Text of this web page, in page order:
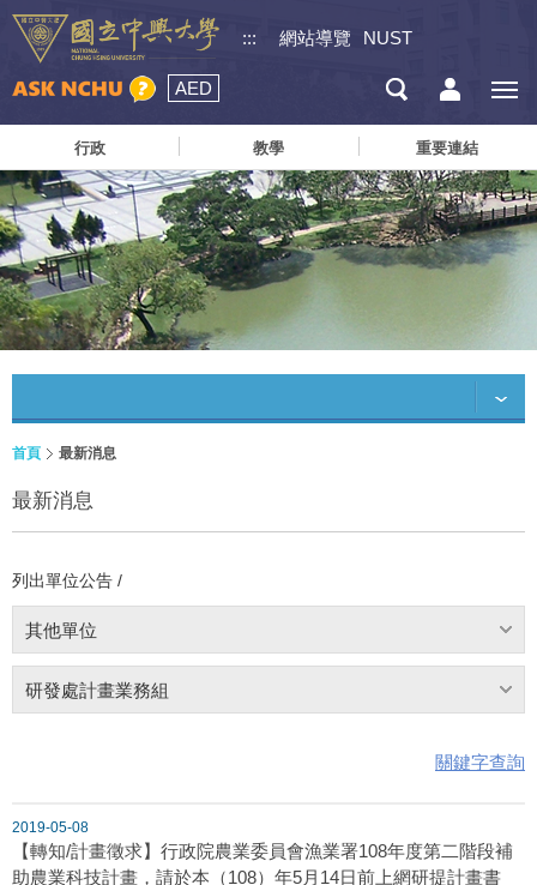
::: 網站導覽 NUST
AED
行政 教學 重要連結
首頁 最新消息
最新消息
列出單位公告 /
其他單位
研發處計畫業務組
關鍵字查詢
2019-05-08
【轉知/計畫徵求】行政院農業委員會漁業署108年度第二階段補
助農業科技計畫，請於本（108）年5月14日前上網研提計畫書